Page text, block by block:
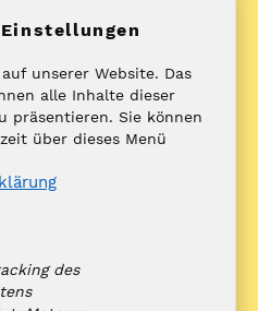
rund um
Hand in Schleswig-
unserer Website. Das
alle Inhalte dieser
präsentieren. Sie können
über dieses Menü
des